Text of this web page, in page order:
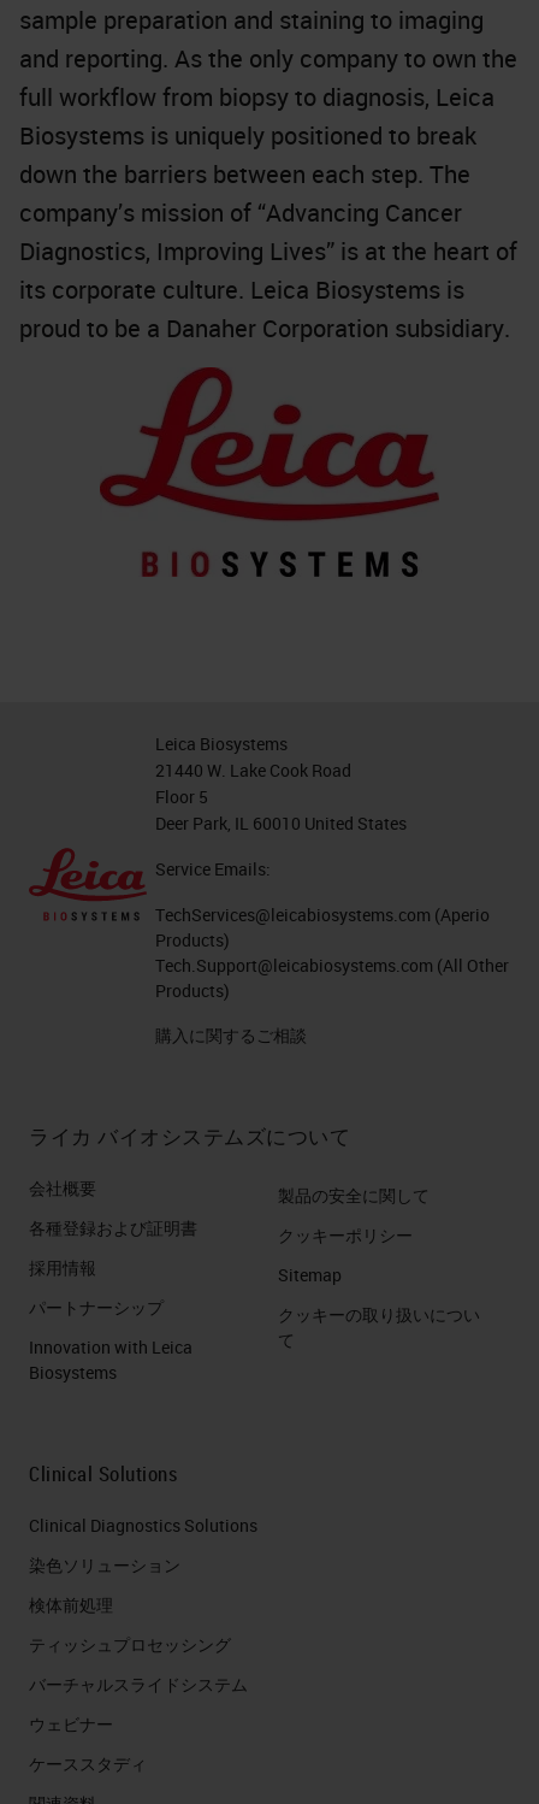
sample preparation and staining to imaging
and reporting. As the only company to own the
full workflow from biopsy to diagnosis, Leica
Biosystems is uniquely positioned to break
down the barriers between each step. The
company’s mission of “Advancing Cancer
Diagnostics, Improving Lives” is at the heart of
its corporate culture. Leica Biosystems is
proud to be a Danaher Corporation subsidiary.
Leica Biosystems
21440 W. Lake Cook Road
Floor 5
Deer Park, IL 60010 United States
Service Emails:
TechServices@leicabiosystems.com (Aperio
Products)
Tech.Support@leicabiosystems.com (All Other
Products)
購入に関するご相談
ライカ バイオシステムズについて
会社概要
各種登録および証明書
採用情報
パートナーシップ
Innovation with Leica
Biosystems
製品の安全に関して
クッキーポリシー
Sitemap
クッキーの取り扱いについ
て
Clinical Solutions
Clinical Diagnostics Solutions
染色ソリューション
検体前処理
ティッシュプロセッシング
バーチャルスライドシステム
ウェビナー
ケーススタディ